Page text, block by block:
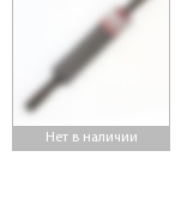
Нет в наличии